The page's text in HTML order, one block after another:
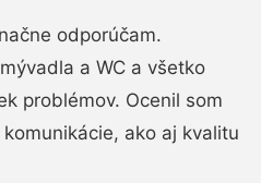
odporúčam.
a WC a všetko
problémov. Ocenil som
ako aj kvalitu